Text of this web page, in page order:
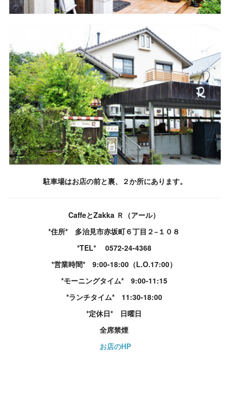
駐車場はお店の前と裏、２か所にあります。
CaffeとZakka Ｒ（アール）
*住所* 多治見市赤坂町６丁目２−１０８
*TEL* 0572-24-4368
*営業時間* 9:00-18:00（L.O.17:00）
*モーニングタイム* 9:00-11:15
*ランチタイム* 11:30-18:00
*定休日* 日曜日
全席禁煙
お店のHP